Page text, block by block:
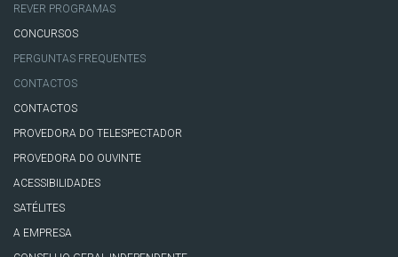
REVER PROGRAMAS
CONCURSOS
PERGUNTAS FREQUENTES
CONTACTOS
CONTACTOS
PROVEDORA DO TELESPECTADOR
PROVEDORA DO OUVINTE
ACESSIBILIDADES
SATÉLITES
A EMPRESA